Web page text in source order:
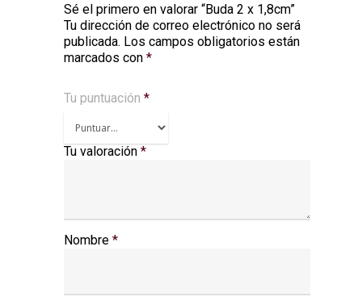
Sé el primero en valorar “Buda 2 x 1,8cm”
Tu dirección de correo electrónico no será
publicada. Los campos obligatorios están
marcados con *
Tu puntuación *
Tu valoración *
Nombre *
Alternative: